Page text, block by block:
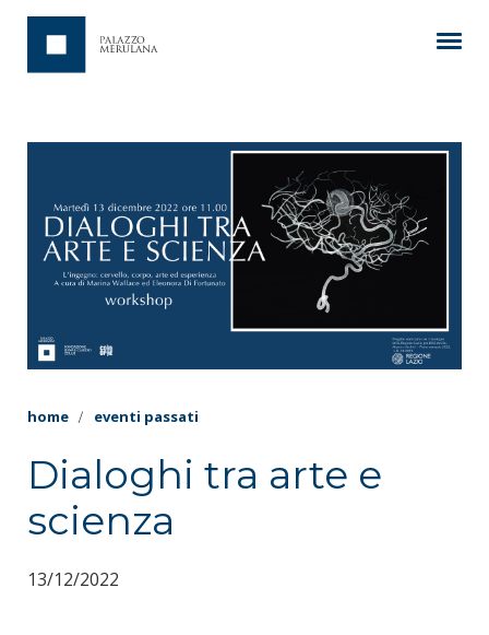
home eventi passati
Dialoghi tra arte e
scienza
13/12/2022